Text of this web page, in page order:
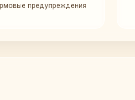
предупреждения